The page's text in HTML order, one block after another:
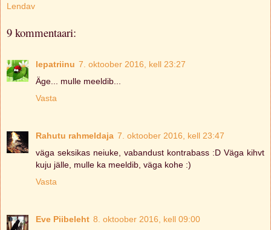
Lendav
9 kommentaari:
lepatriinu 7. oktoober 2016, kell 23:27
Äge... mulle meeldib...
Vasta
Rahutu rahmeldaja 7. oktoober 2016, kell 23:47
väga seksikas neiuke, vabandust kontrabass :D Väga kihvt
kuju jälle, mulle ka meeldib, väga kohe :)
Vasta
Eve Piibeleht 8. oktoober 2016, kell 09:00